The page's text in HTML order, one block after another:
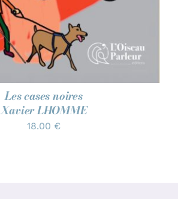
Les cases noires
Xavier LHOMME
18.00 €